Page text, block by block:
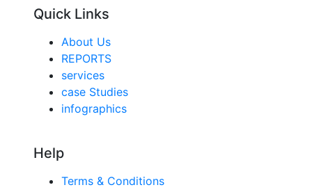
Quick Links
About Us
REPORTS
services
case Studies
infographics
Help
Terms & Conditions